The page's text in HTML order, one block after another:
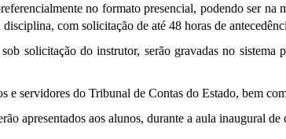
no formato presencial, podendo ser na
com solicitação de até 48 horas de
solicitação do instrutor, serão gravadas no sistema
e servidores do Tribunal de Contas do Estado, bem
apresentados aos alunos, durante a aula inaugural de